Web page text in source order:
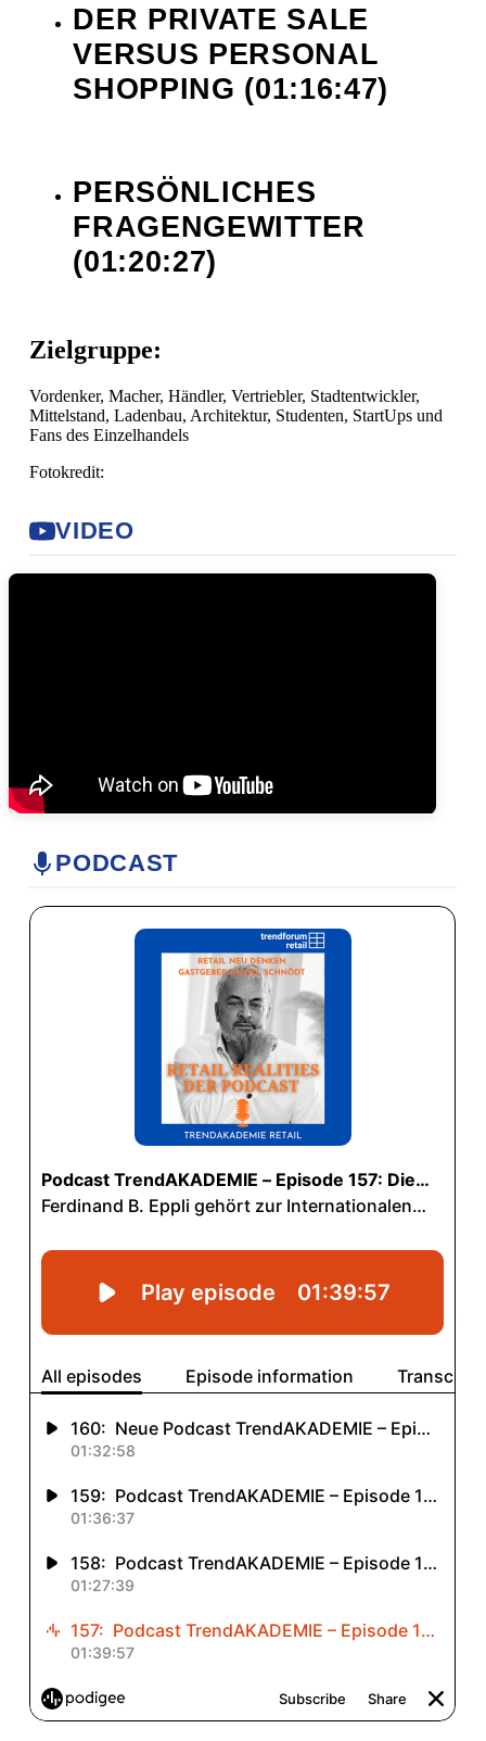
DER PRIVATE SALE
VERSUS PERSONAL
SHOPPING (01:16:47)
PERSÖNLICHES
FRAGENGEWITTER
(01:20:27)
Zielgruppe:
Vordenker, Macher, Händler, Vertriebler, Stadtentwickler,
Mittelstand, Ladenbau, Architektur, Studenten, StartUps und
Fans des Einzelhandels
Fotokredit:
VIDEO
PODCAST